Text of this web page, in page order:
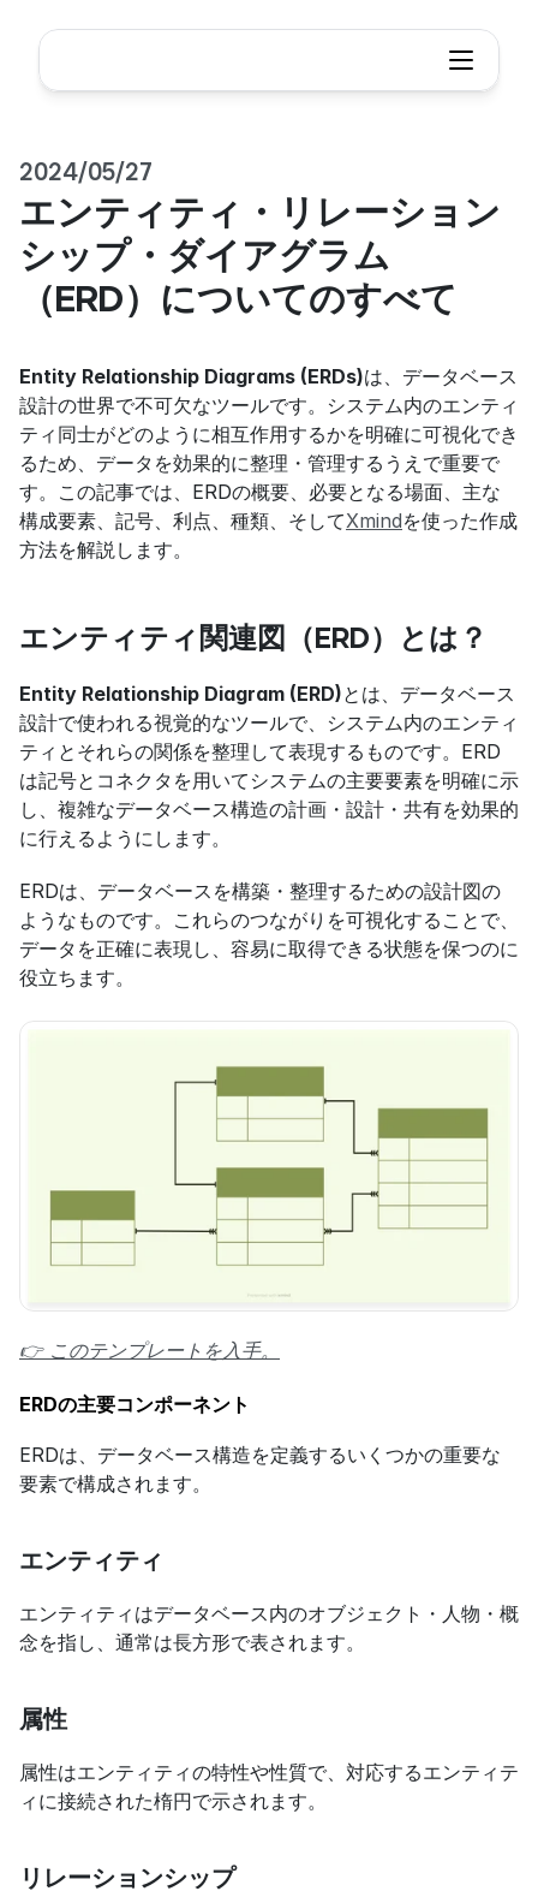
2024/05/27
エンティティ・リレーション
シップ・ダイアグラム
（ERD）についてのすべて
Entity Relationship Diagrams (ERDs)は、データベース
設計の世界で不可欠なツールです。システム内のエンティ
ティ同士がどのように相互作用するかを明確に可視化でき
るため、データを効果的に整理・管理するうえで重要で
す。この記事では、ERDの概要、必要となる場面、主な
構成要素、記号、利点、種類、そしてXmindを使った作成
方法を解説します。
エンティティ関連図（ERD）とは？
Entity Relationship Diagram (ERD)とは、データベース
設計で使われる視覚的なツールで、システム内のエンティ
ティとそれらの関係を整理して表現するものです。ERD
は記号とコネクタを用いてシステムの主要要素を明確に示
し、複雑なデータベース構造の計画・設計・共有を効果的
に行えるようにします。
ERDは、データベースを構築・整理するための設計図の
ようなものです。これらのつながりを可視化することで、
データを正確に表現し、容易に取得できる状態を保つのに
役立ちます。
👉 このテンプレートを入手。
ERDの主要コンポーネント
ERDは、データベース構造を定義するいくつかの重要な
要素で構成されます。
エンティティ
エンティティはデータベース内のオブジェクト・人物・概
念を指し、通常は長方形で表されます。
属性
属性はエンティティの特性や性質で、対応するエンティテ
ィに接続された楕円で示されます。
リレーションシップ